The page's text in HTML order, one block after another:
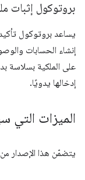
بروتوكول إثبات
يساعد بروتوكول تأكيد
إنشاء الحسابات
إدخالها يدويًا.
الميزات التي
يتضمّن هذا الإصدار من Chrome عمليات الإيقاف النهائي والإزالة التالية.